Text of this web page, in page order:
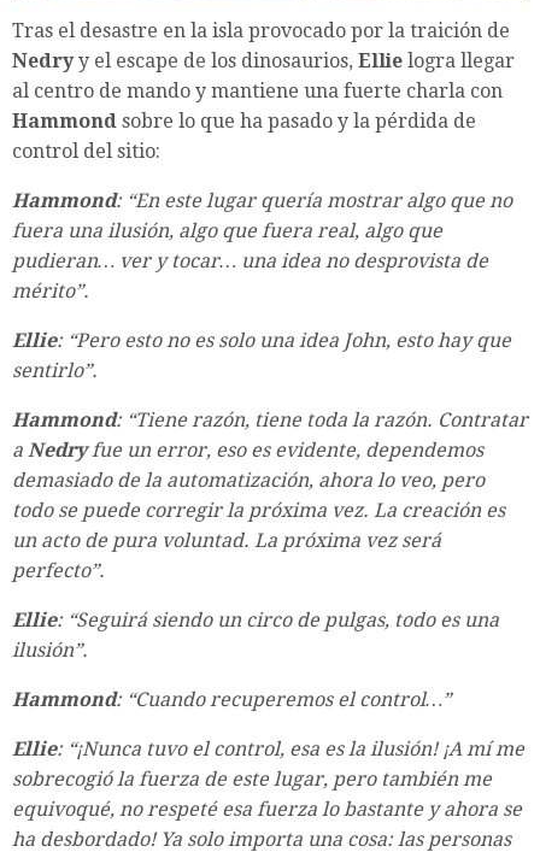
Tras el desastre en la isla provocado por la traición de
Nedryy el escape de los dinosaurios, Ellie logra llegar
al centro de mando y mantiene una fuerte charla con
Hammond sobre lo que ha pasado y la pérdida de
control del sitio:
Hammond: “En este lugar quería mostrar algo que no
fuera una ilusión, algo que fuera real, algo que
pudieran… ver y tocar… una idea no desprovista de
mérito”.
Ellie: “Pero esto no es solo una idea John, esto hay que
sentirlo”.
Hammond: “Tiene razón, tiene toda la razón. Contratar
a Nedryfue un error, eso es evidente, dependemos
demasiado de la automatización, ahora lo veo, pero
todo se puede corregir la próxima vez. La creación es
un acto de pura voluntad. La próxima vez será
perfecto”.
Ellie: “Seguirá siendo un circo de pulgas, todo es una
ilusión”.
Hammond: “Cuando recuperemos el control…”
Ellie: “¡Nunca tuvo el control, esa es la ilusión! ¡A mí me
sobrecogió la fuerza de este lugar, pero también me
equivoqué, no respeté esa fuerza lo bastante y ahora se
ha desbordado! Ya solo importa una cosa: las personas